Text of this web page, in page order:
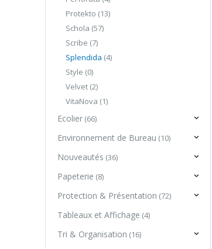
Protekto (13)
Schola (57)
Scribe (7)
Splendida (4)
Style (0)
Velvet (2)
VitaNova (1)
Ecolier (66)
Environnement de Bureau (10)
Nouveautés (36)
Papeterie (8)
Protection & Présentation (72)
Tableaux et Affichage (4)
Tri & Organisation (16)